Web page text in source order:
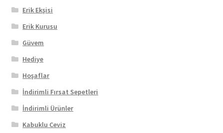
Erik Ekşisi
Erik Kurusu
Güvem
Hediye
Hoşaflar
İndirimli Fırsat Sepetleri
İndirimli Ürünler
Kabuklu Ceviz